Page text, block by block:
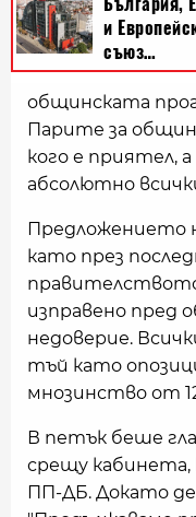
общинската
Парите за
кого е приятел,
абсолютно
Предложението
като през
изправено пред
недоверие.
тъй като
мнозинство от
В петък беше
срещу кабинета,
ПП-ДБ. Докато